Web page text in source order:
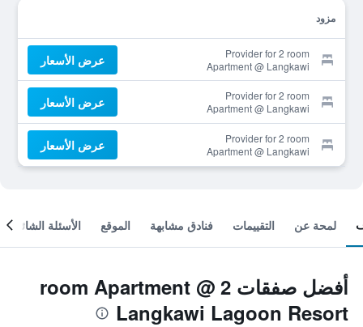
مزود
Provider for 2 room
Apartment @ Langkawi
Lagoon Resort
عرض الأسعار
Provider for 2 room
Apartment @ Langkawi
Lagoon Resort
عرض الأسعار
Provider for 2 room
Apartment @ Langkawi
Lagoon Resort
عرض الأسعار
لمحة عن التقييمات فنادق مشابهة الموقع الأسئلة الشائعة
أفضل صفقات 2 room Apartment @
Langkawi Lagoon Resort